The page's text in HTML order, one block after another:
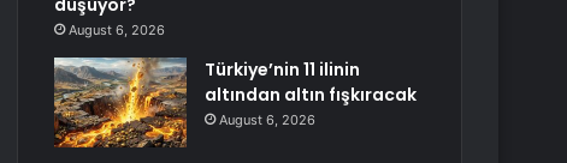
düşüyor?
August 6, 2026
Türkiye’nin 11 ilinin
altından altın fışkıracak
August 6, 2026